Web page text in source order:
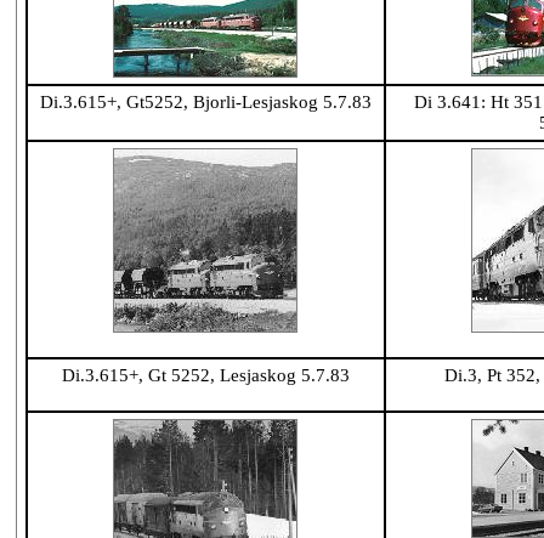
Di.3.615+, Gt5252, Bjorli-Lesjaskog 5.7.83
Di 3.641: Ht
Di.3.615+, Gt 5252, Lesjaskog 5.7.83 Di.3, Pt